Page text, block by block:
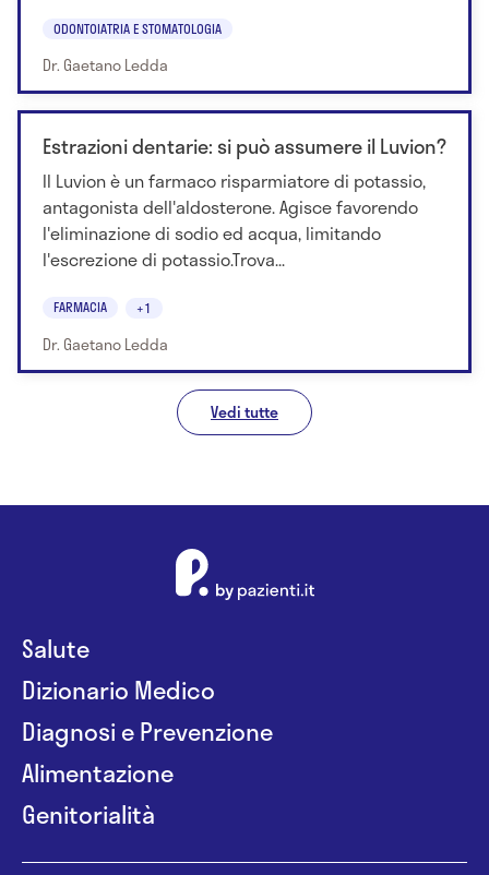
ODONTOIATRIA E STOMATOLOGIA
Dr. Gaetano Ledda
Estrazioni dentarie: si può assumere il Luvion?
Il Luvion è un farmaco risparmiatore di potassio,
antagonista dell'aldosterone. Agisce favorendo
l'eliminazione di sodio ed acqua, limitando
l'escrezione di potassio.Trova...
FARMACIA +1
Dr. Gaetano Ledda
Vedi tutte
Salute
Dizionario Medico
Diagnosi e Prevenzione
Alimentazione
Genitorialità